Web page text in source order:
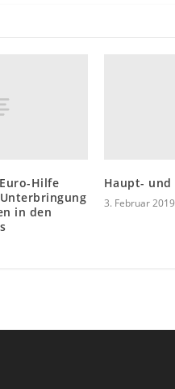
Hilfe
in den
Haupt- und
3. Februar 2019